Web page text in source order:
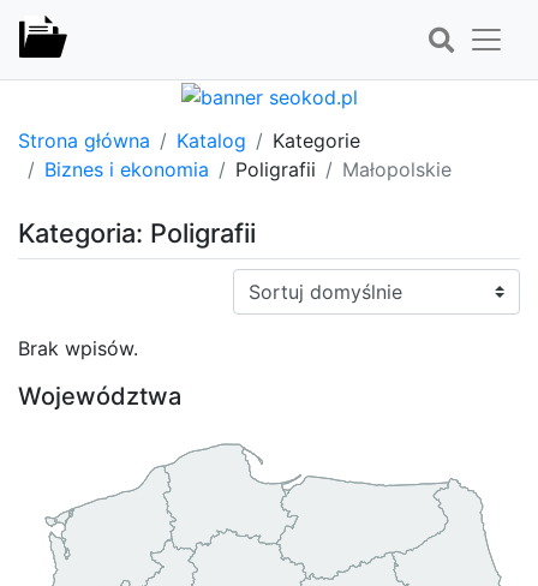
Strona główna Katalog
Kategorie
Biznes i ekonomia
Poligrafii Małopolskie
Kategoria: Poligrafii
Sortuj:
Brak wpisów.
Województwa